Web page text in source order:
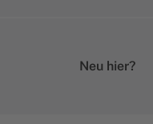
Neu hier?